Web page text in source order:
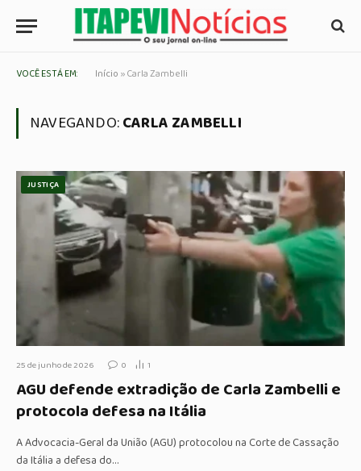
VOCÊ ESTÁ EM: Início »Carla Zambelli
NAVEGANDO:CARLA ZAMBELLI
JUSTIÇA
25 de junho de 2026 0 1
AGU defende extradição de Carla Zambelli e
protocola defesa na Itália
A Advocacia-Geral da União (AGU) protocolou na Corte de Cassação
da Itália a defesa do…